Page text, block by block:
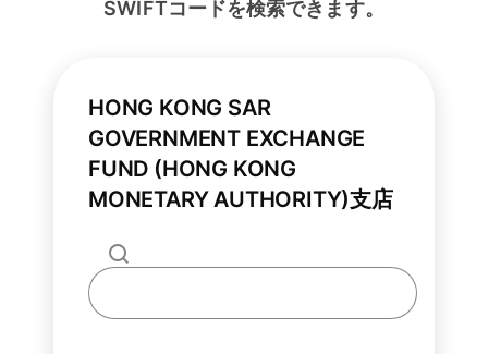
SWIFTコードを検索できます。
HONG KONG SAR
GOVERNMENT EXCHANGE
FUND (HONG KONG
MONETARY AUTHORITY)支店